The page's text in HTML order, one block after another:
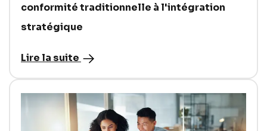
conformité traditionnelle à l'intégration
stratégique
Lire la suite